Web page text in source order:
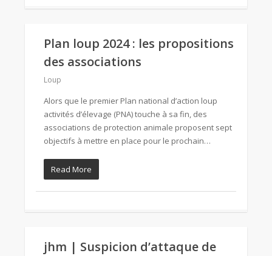
Plan loup 2024 : les propositions
des associations
Loup
Alors que le premier Plan national d’action loup
activités d’élevage (PNA) touche à sa fin, des
associations de protection animale proposent sept
objectifs à mettre en place pour le prochain…
Read More
jhm | Suspicion d’attaque de